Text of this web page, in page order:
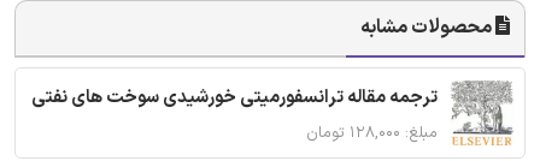
محصولات مشابه
ترجمه مقاله ترانسفورمیتی خورشیدی سوخت های نفتی
مبلغ: ۱۲۸,۰۰۰ تومان